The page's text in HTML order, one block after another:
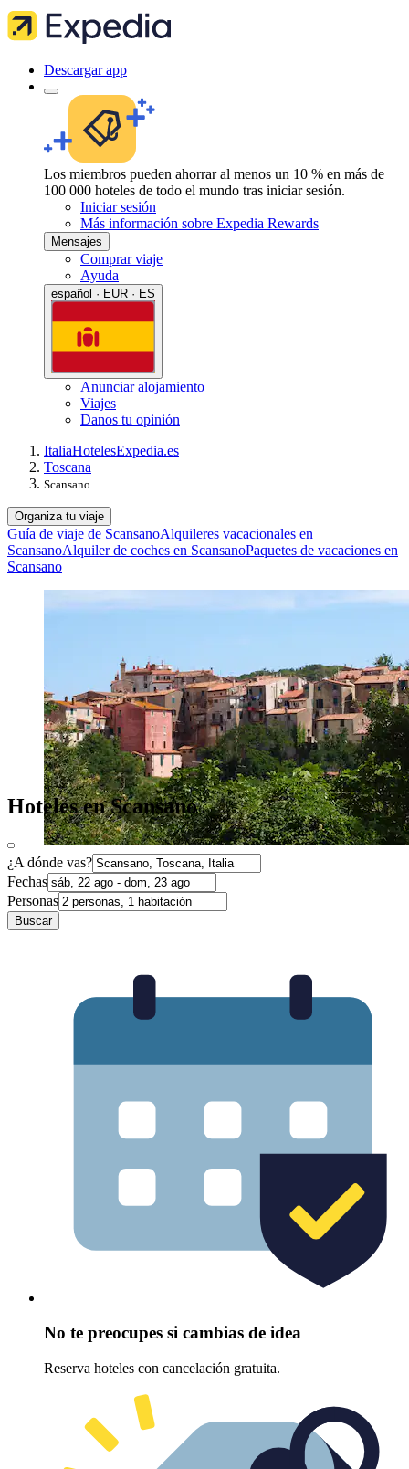
Descargar app
Los miembros pueden ahorrar al menos un 10 % en más de
100 000 hoteles de todo el mundo tras iniciar sesión.
Iniciar sesión
Más información sobre Expedia Rewards
Mensajes
Comprar viaje
Ayuda
español · EUR · ES
Anunciar alojamiento
Viajes
Danos tu opinión
ItaliaHotelesExpedia.es
Toscana
Scansano
Organiza tu viaje
Guía de viaje de ScansanoAlquileres vacacionales en
ScansanoAlquiler de coches en ScansanoPaquetes de vacaciones en
Scansano
Hoteles en Scansano
¿A dónde vas?
Fechas
Personas
Buscar
No te preocupes si cambias de idea
Reserva hoteles con cancelación gratuita.